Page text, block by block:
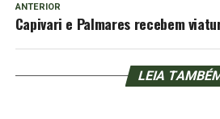
ANTERIOR
Capivari e Palmares recebem
LEIA